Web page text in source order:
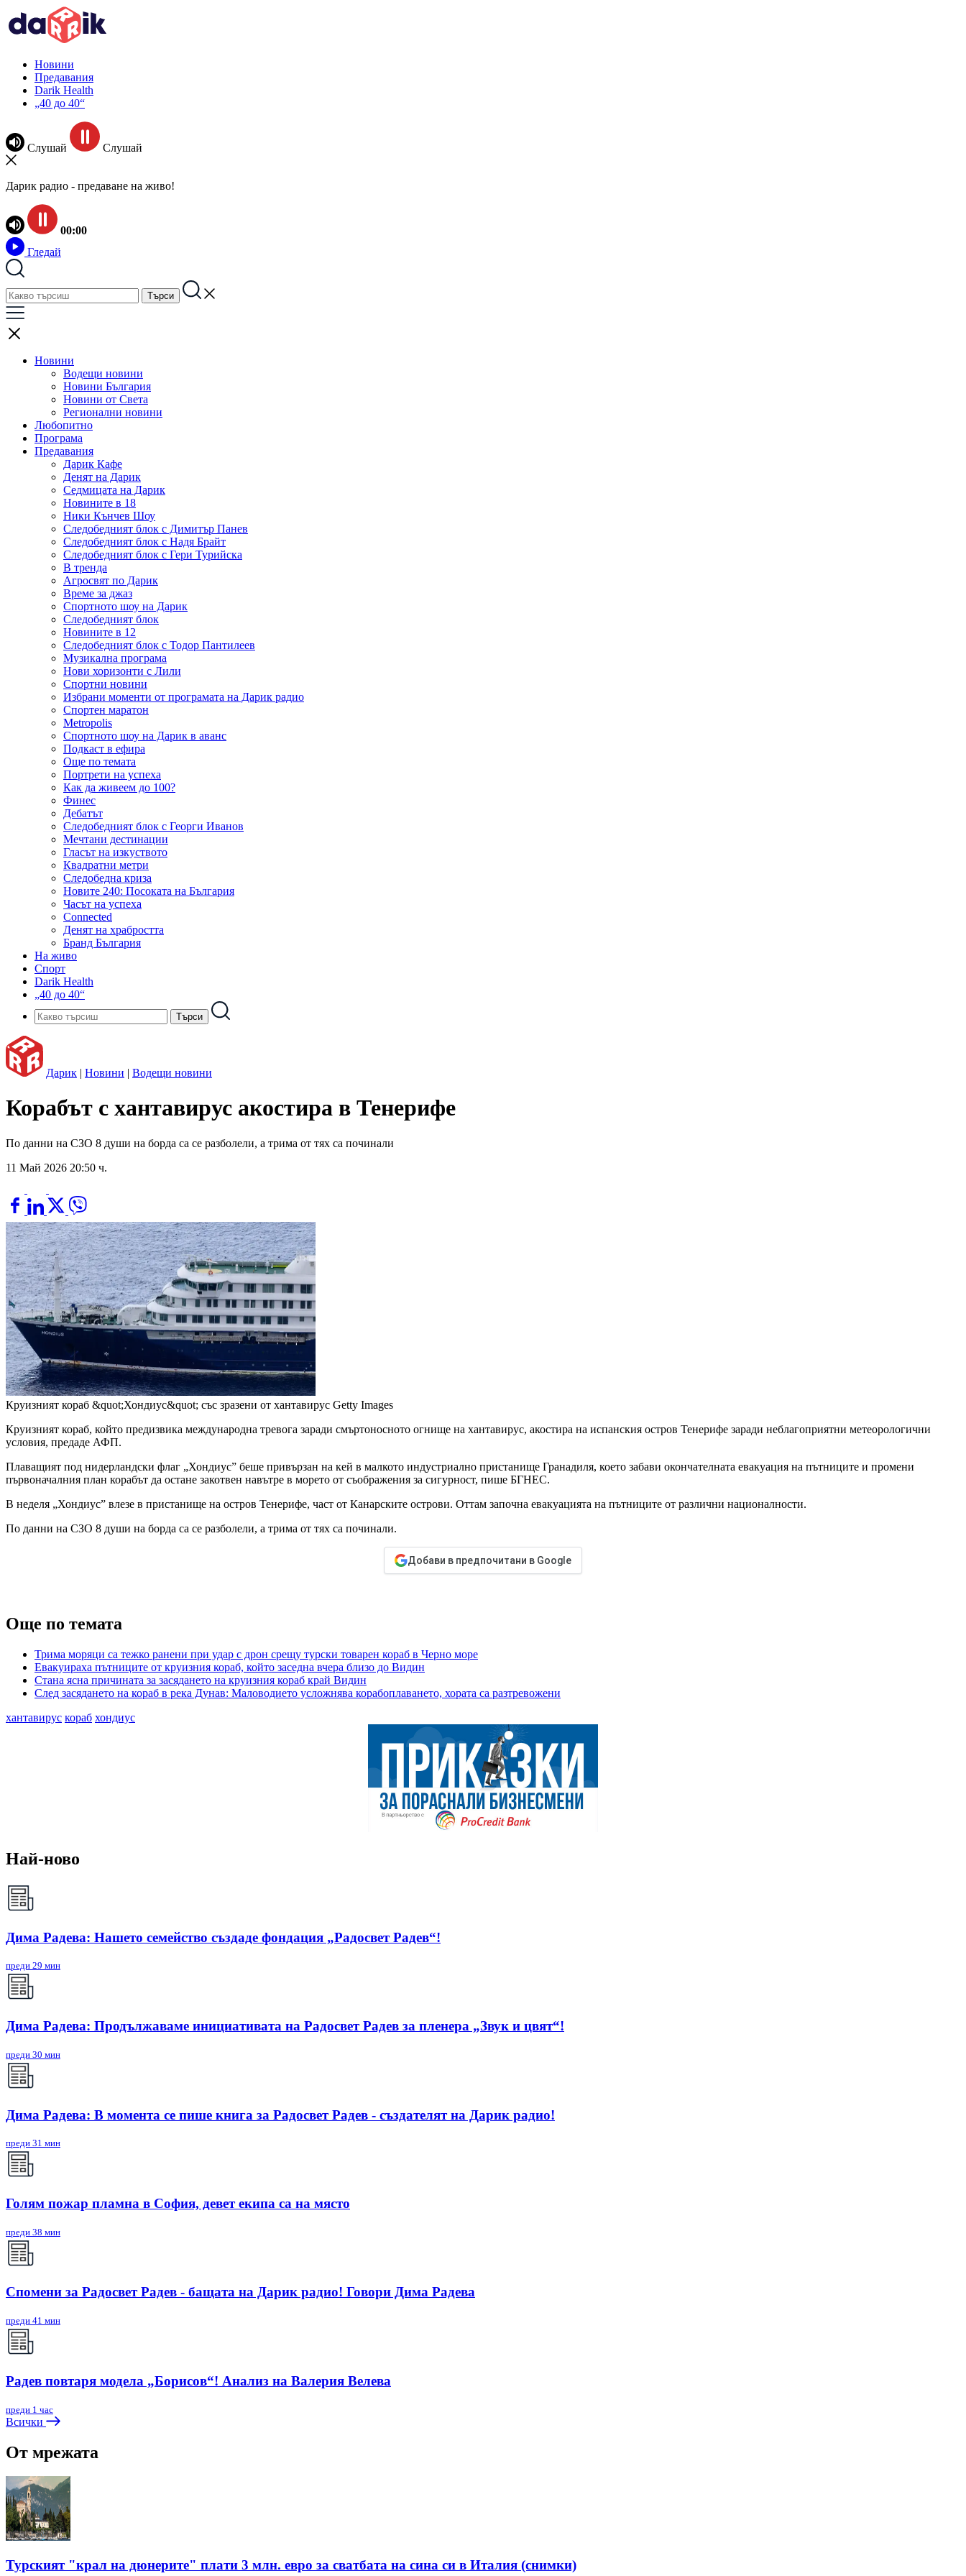
Новини
Предавания
Darik Health
„40 до 40“
Слушай Слушай
Дарик радио - предаване на живо!
00:00
Гледай
Новини
Водещи новини
Новини България
Новини от Света
Регионални новини
Любопитно
Програма
Предавания
Дарик Кафе
Денят на Дарик
Седмицата на Дарик
Новините в 18
Ники Кънчев Шоу
Следобедният блок с Димитър Панев
Следобедният блок с Надя Брайт
Следобедният блок с Гери Турийска
В тренда
Агросвят по Дарик
Време за джаз
Спортното шоу на Дарик
Следобедният блок
Новините в 12
Следобедният блок с Тодор Пантилеев
Музикална програма
Нови хоризонти с Лили
Спортни новини
Избрани моменти от програмата на Дарик радио
Спортен маратон
Metropolis
Спортното шоу на Дарик в аванс
Подкаст в ефира
Още по темата
Портрети на успеха
Как да живеем до 100?
Финес
Дебатът
Следобедният блок с Георги Иванов
Мечтани дестинации
Гласът на изкуството
Квадратни метри
Следобедна криза
Новите 240: Посоката на България
Часът на успеха
Connected
Денят на храбростта
Бранд България
На живо
Спорт
Darik Health
„40 до 40“
Дарик | Новини | Водещи новини
Корабът с хантавирус акостира в Тенерифе
По данни на СЗО 8 души на борда са се разболели, а трима от тях са починали
11 Май 2026 20:50 ч.
Круизният кораб &quot;Хондиус&quot; със зразени от хантавирус Getty Images
Круизният кораб, който предизвика международна тревога заради смъртоносното огнище на хантавирус, акостира на испанския остров Тенерифе заради неблагоприятни метеорологични
условия, предаде АФП.
Плаващият под нидерландски флаг „Хондиус” беше привързан на кей в малкото индустриално пристанище Гранадиля, което забави окончателната евакуация на пътниците и промени
първоначалния план корабът да остане закотвен навътре в морето от съображения за сигурност, пише БГНЕС.
В неделя „Хондиус” влезе в пристанище на остров Тенерифе, част от Канарските острови. Оттам започна евакуацията на пътниците от различни националности.
По данни на СЗО 8 души на борда са се разболели, а трима от тях са починали.
Добави в предпочитани в Google
Още по темата
Трима моряци са тежко ранени при удар с дрон срещу турски товарен кораб в Черно море
Евакуираха пътниците от круизния кораб, който заседна вчера близо до Видин
Стана ясна причината за засядането на круизния кораб край Видин
След засядането на кораб в река Дунав: Маловодието усложнява корабоплаването, хората са разтревожени
хантавирус кораб хондиус
Най-ново
Дима Радева: Нашето семейство създаде фондация „Радосвет Радев“!
преди 29 мин
Дима Радева: Продължаваме инициативата на Радосвет Радев за пленера „Звук и цвят“!
преди 30 мин
Дима Радева: В момента се пише книга за Радосвет Радев - създателят на Дарик радио!
преди 31 мин
Голям пожар пламна в София, девет екипа са на място
преди 38 мин
Спомени за Радосвет Радев - бащата на Дарик радио! Говори Дима Радева
преди 41 мин
Радев повтаря модела „Борисов“! Анализ на Валерия Велева
преди 1 час
Всички
От мрежата
Турският "крал на дюнерите" плати 3 млн. евро за сватбата на сина си в Италия (снимки)